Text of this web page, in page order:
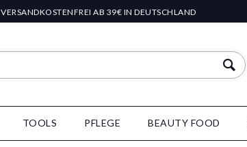
VERSANDKOSTENFREI AB 39€ IN DEUTSCHLAND
TOOLS PFLEGE BEAUTY FOOD